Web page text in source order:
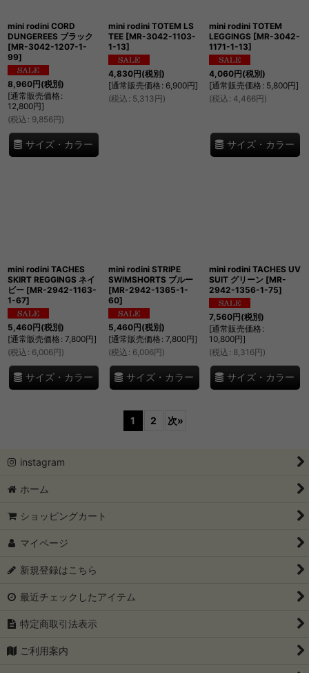
mini rodini CORD
DUNGEREES ブラック
[MR-3042-1207-1-
99]
8,960円(税別)
[通常販売価格 :
12,800円]
(税込 : 9,856円)
サイズ・カラー
mini rodini TOTEM LS
TEE [MR-3042-1103-
1-13]
4,830円(税別)
[通常販売価格 : 6,900円]
(税込 : 5,313円)
mini rodini TOTEM
LEGGINGS [MR-3042-
1171-1-13]
4,060円(税別)
[通常販売価格 : 5,800円]
(税込 : 4,466円)
サイズ・カラー
mini rodini TACHES
SKIRT REGGINGS ネイ
ビー [MR-2942-1163-
1-67]
5,460円(税別)
[通常販売価格 : 7,800円]
(税込 : 6,006円)
サイズ・カラー
mini rodini STRIPE
SWIMSHORTS ブルー
[MR-2942-1365-1-
60]
5,460円(税別)
[通常販売価格 : 7,800円]
(税込 : 6,006円)
サイズ・カラー
mini rodini TACHES UV
SUIT グリーン [MR-
2942-1356-1-75]
7,560円(税別)
[通常販売価格 :
10,800円]
(税込 : 8,316円)
サイズ・カラー
1 2 次»
instagram
ホーム
ショッピングカート
マイページ
新規登録はこちら
最近チェックしたアイテム
特定商取引法表示
ご利用案内